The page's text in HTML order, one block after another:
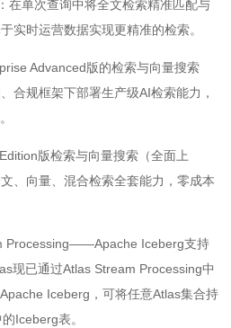
在单次查询中将全文检索精准匹配与
实时运营数据实现更精准的检索。
Advanced版的检索与向量搜索
合规框架下部署生产级AI检索能力，
版检索与向量搜索（全面上
、向量、混合检索全套能力，零成本
Processing——Apache Iceberg支持
现已通过Atlas Stream Processing中
Iceberg，可将任意Atlas集合持
Iceberg表。